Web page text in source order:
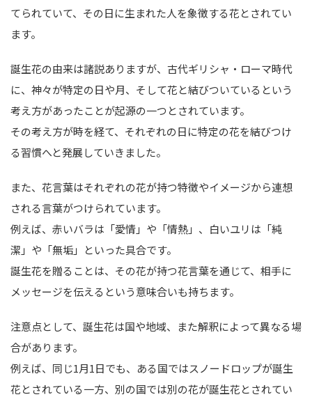
てられていて、その日に生まれた人を象徴する花とされてい
ます。
誕生花の由来は諸説ありますが、古代ギリシャ・ローマ時代
に、神々が特定の日や月、そして花と結びついているという
考え方があったことが起源の一つとされています。
その考え方が時を経て、それぞれの日に特定の花を結びつけ
る習慣へと発展していきました。
また、花言葉はそれぞれの花が持つ特徴やイメージから連想
される言葉がつけられています。
例えば、赤いバラは「愛情」や「情熱」、白いユリは「純
潔」や「無垢」といった具合です。
誕生花を贈ることは、その花が持つ花言葉を通じて、相手に
メッセージを伝えるという意味合いも持ちます。
注意点として、誕生花は国や地域、また解釈によって異なる場
合があります。
例えば、同じ1月1日でも、ある国ではスノードロップが誕生
花とされている一方、別の国では別の花が誕生花とされてい